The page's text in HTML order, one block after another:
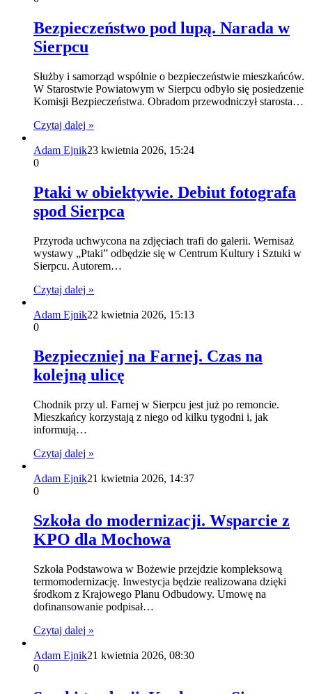
Bezpieczeństwo pod lupą. Narada w
Sierpcu
Służby i samorząd wspólnie o bezpieczeństwie mieszkańców.
W Starostwie Powiatowym w Sierpcu odbyło się posiedzenie
Komisji Bezpieczeństwa. Obradom przewodniczył starosta…
Czytaj dalej »
Adam Ejnik23 kwietnia 2026, 15:24
0
Ptaki w obiektywie. Debiut fotografa
spod Sierpca
Przyroda uchwycona na zdjęciach trafi do galerii. Wernisaż
wystawy „Ptaki” odbędzie się w Centrum Kultury i Sztuki w
Sierpcu. Autorem…
Czytaj dalej »
Adam Ejnik22 kwietnia 2026, 15:13
0
Bezpieczniej na Farnej. Czas na
kolejną ulicę
Chodnik przy ul. Farnej w Sierpcu jest już po remoncie.
Mieszkańcy korzystają z niego od kilku tygodni i, jak
informują…
Czytaj dalej »
Adam Ejnik21 kwietnia 2026, 14:37
0
Szkoła do modernizacji. Wsparcie z
KPO dla Mochowa
Szkoła Podstawowa w Bożewie przejdzie kompleksową
termomodernizację. Inwestycja będzie realizowana dzięki
środkom z Krajowego Planu Odbudowy. Umowę na
dofinansowanie podpisał…
Czytaj dalej »
Adam Ejnik21 kwietnia 2026, 08:30
0